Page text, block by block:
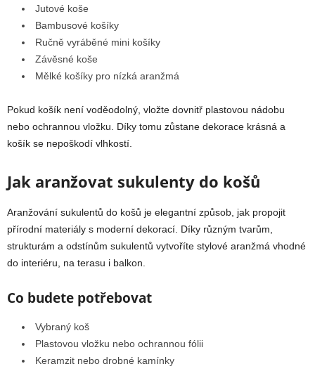
Jutové koše
Bambusové košíky
Ručně vyráběné mini košíky
Závěsné koše
Mělké košíky pro nízká aranžmá
Pokud košík není voděodolný, vložte dovnitř plastovou nádobu
nebo ochrannou vložku. Díky tomu zůstane dekorace krásná a
košík se nepoškodí vlhkostí.
Jak aranžovat sukulenty do košů
Aranžování sukulentů do košů je elegantní způsob, jak propojit
přírodní materiály s moderní dekorací. Díky různým tvarům,
strukturám a odstínům sukulentů vytvoříte stylové aranžmá vhodné
do interiéru, na terasu i balkon.
Co budete potřebovat
Vybraný koš
Plastovou vložku nebo ochrannou fólii
Keramzit nebo drobné kamínky